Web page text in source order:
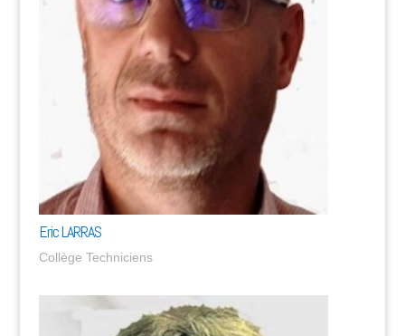
Eric LARRAS
Collège Techniciens